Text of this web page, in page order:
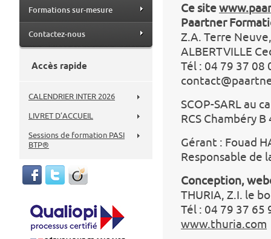
Ce site
Paartner
Z.A. Terre
ALBERTVILLE
Tél : 04 79 37 08
SCOP-SARL au
RCS Chambéry
Gérant : Fouad
Responsable de
Conception,
THURIA, Z.I. le
Tél : 04 79 37 65
www.thuria.com
Formations sur-mesure
Contactez-nous
Accès rapide
CALENDRIER INTER 2026
LIVRET D’ACCUEIL
Sessions de formation PASI
BTP®